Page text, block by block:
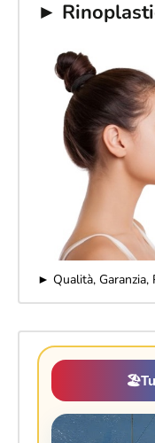
►
► Qualità, Garanzia,
🏖️